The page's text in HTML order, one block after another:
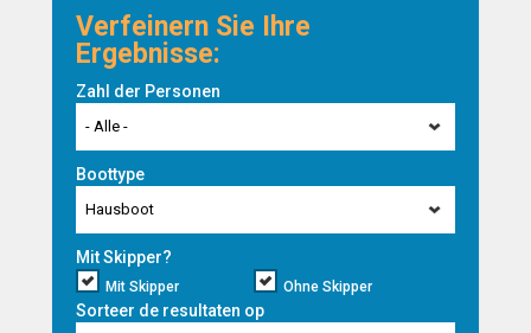
Verfeinern Sie Ihre
Ergebnisse:
Zahl der Personen
- Alle -
Boottype
Hausboot
Mit Skipper?
Mit Skipper Ohne Skipper
Sorteer de resultaten op